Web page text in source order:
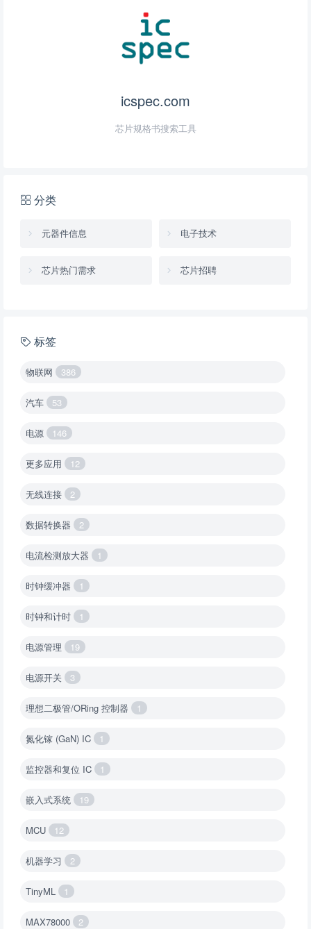
icspec.com
芯片规格书搜索工具
分类
元器件信息 电子技术
芯片热门需求 芯片招聘
标签
物联网 386
汽车 53
电源 146
更多应用 12
无线连接 2
数据转换器 2
电流检测放大器 1
时钟缓冲器 1
时钟和计时 1
电源管理 19
电源开关 3
理想二极管/ORing 控制器 1
氮化镓 (GaN) IC 1
监控器和复位 IC 1
嵌入式系统 19
MCU 12
机器学习 2
TinyML 1
MAX78000 2